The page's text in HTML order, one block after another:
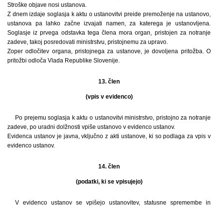
Stroške objave nosi ustanova.
Z dnem izdaje soglasja k aktu o ustanovitvi preide premoženje na ustanovo,
ustanova pa lahko začne izvajati namen, za katerega je ustanovljena.
Soglasje iz prvega odstavka tega člena mora organ, pristojen za notranje
zadeve, takoj posredovati ministrstvu, pristojnemu za upravo.
Zoper odločitev organa, pristojnega za ustanove, je dovoljena pritožba. O
pritožbi odloča Vlada Republike Slovenije.
13. člen
(vpis v evidenco)
Po prejemu soglasja k aktu o ustanovitvi ministrstvo, pristojno za notranje
zadeve, po uradni dolžnosti vpiše ustanovo v evidenco ustanov.
Evidenca ustanov je javna, vključno z akti ustanove, ki so podlaga za vpis v
evidenco ustanov.
14. člen
(podatki, ki se vpisujejo)
V evidenco ustanov se vpišejo ustanovitev, statusne spremembe in